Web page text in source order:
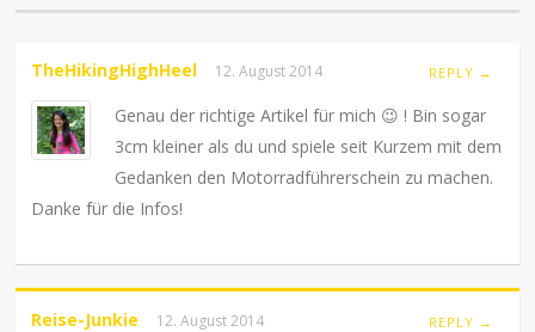
TheHikingHighHeel 12. August 2014 REPLY →
Genau der richtige Artikel für mich 😉 ! Bin sogar
3cm kleiner als du und spiele seit Kurzem mit dem
Gedanken den Motorradführerschein zu machen.
Danke für die Infos!
Reise-Junkie 12. August 2014 REPLY →